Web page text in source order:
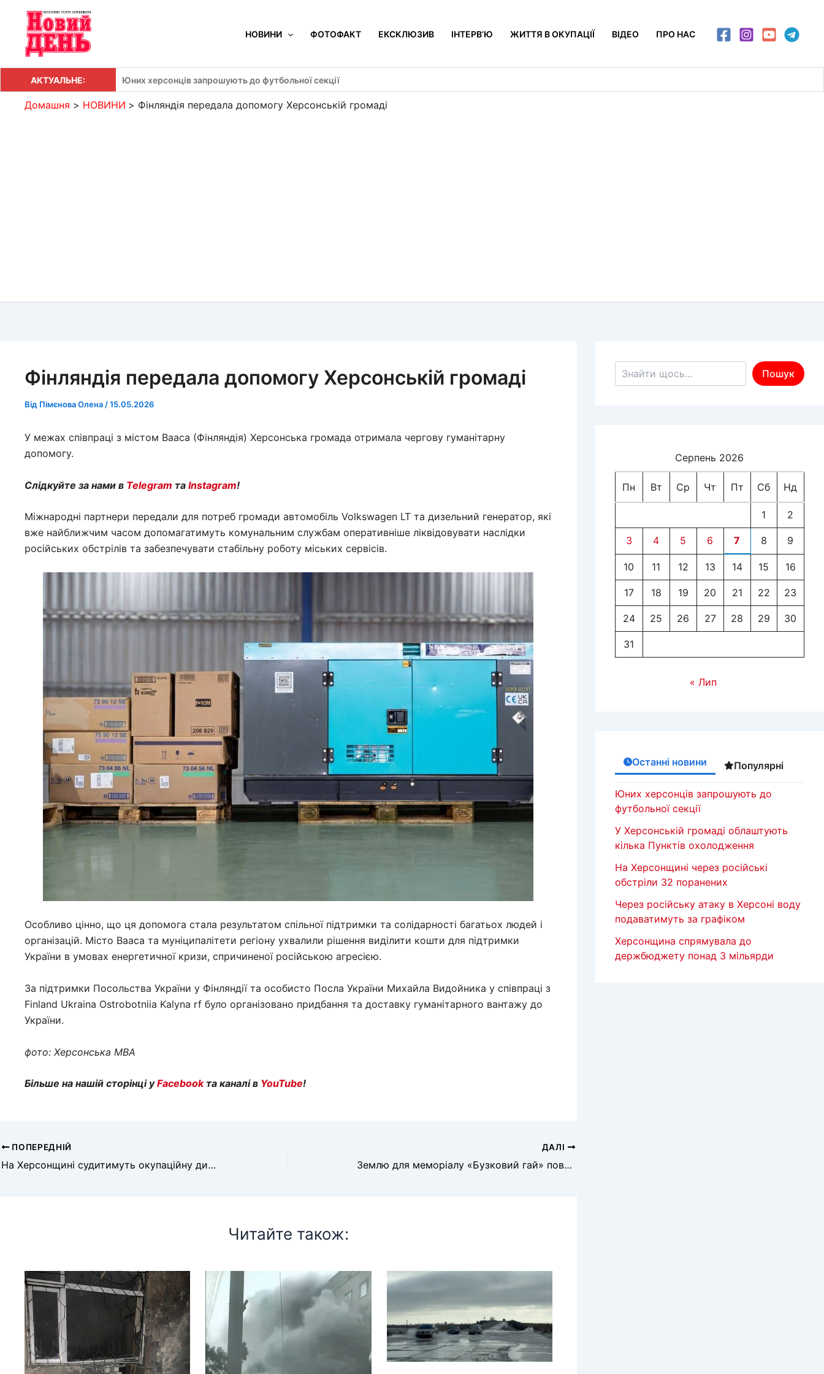
Перейти
вмісту
НОВИНИ ФОТОФАКТ ЕКСКЛЮЗИВ ІНТЕРВ’Ю ЖИТТЯ В ОКУПАЦІЇ ВІДЕО ПРО НАС
АКТУАЛЬНЕ: Юних херсонців запрошують до футбольної секції
Домашня НОВИНИ Фінляндія передала допомогу Херсонській громаді
Фінляндія передала допомогу Херсонській громаді
Від Пімєнова Олена /15.05.2026
У межах співпраці з містом Вааса (Фінляндія) Херсонська громада отримала чергову гуманітарну
допомогу.
Слідкуйте за нами в Telegram та Instagram!
Міжнародні партнери передали для потреб громади автомобіль Volkswagen LT та дизельний генератор, які
вже найближчим часом допомагатимуть комунальним службам оперативніше ліквідовувати наслідки
російських обстрілів та забезпечувати стабільну роботу міських сервісів.
Особливо цінно, що ця допомога стала результатом спільної підтримки та солідарності багатьох людей і
організацій. Місто Вааса та муніципалітети регіону ухвалили рішення виділити кошти для підтримки
України в умовах енергетичної кризи, спричиненої російською агресією.
За підтримки Посольства України у Фінляндії та особисто Посла України Михайла Видойника у співпраці з
Finland Ukraina Ostrobotniia Kalyna rf було організовано придбання та доставку гуманітарного вантажу до
України.
фото: Херсонська МВА
Більше на нашій сторінці уFacebookта каналі в YouTube!
ПОПЕРЕДНІЙ
На Херсонщині судитимуть окупаційну директорку школи
ДАЛІ
Землю для меморіалу «Бузковий гай» повернули Херсонській громаді
Читайте також:
Пошук по сайту
Пошук
Серпень 2026
Пн Вт Ср Чт Пт Сб Нд
1 2
3 4 5 6 7 8 9
10 11 12 13 14 15 16
17 18 19 20 21 22 23
24 25 26 27 28 29 30
31
« Лип
Останні новини Популярні
Юних херсонців запрошують до
футбольної секції
У Херсонській громаді облаштують
кілька Пунктів охолодження
На Херсонщині через російські
обстріли 32 поранених
Через російську атаку в Херсоні воду
подаватимуть за графіком
Херсонщина спрямувала до
держбюджету понад 3 мільярди